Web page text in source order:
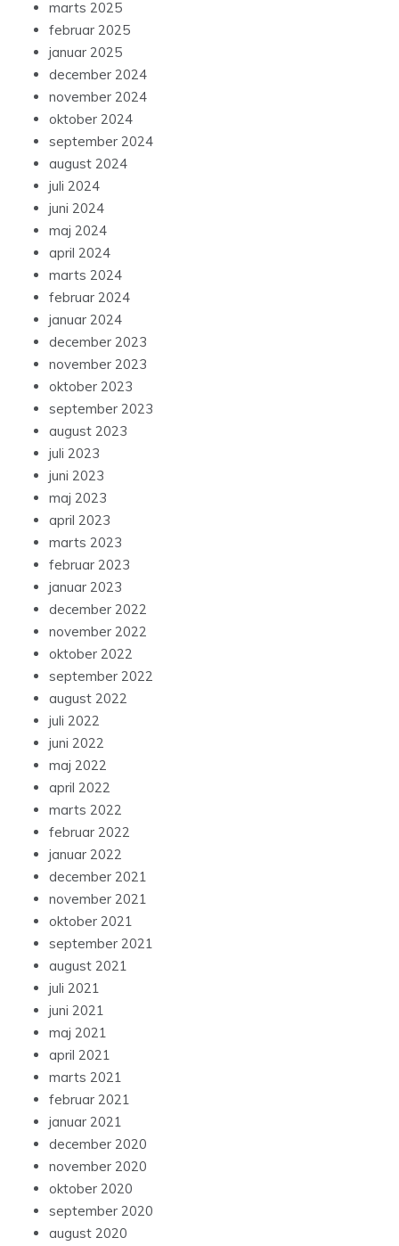
marts 2025
februar 2025
januar 2025
december 2024
november 2024
oktober 2024
september 2024
august 2024
juli 2024
juni 2024
maj 2024
april 2024
marts 2024
februar 2024
januar 2024
december 2023
november 2023
oktober 2023
september 2023
august 2023
juli 2023
juni 2023
maj 2023
april 2023
marts 2023
februar 2023
januar 2023
december 2022
november 2022
oktober 2022
september 2022
august 2022
juli 2022
juni 2022
maj 2022
april 2022
marts 2022
februar 2022
januar 2022
december 2021
november 2021
oktober 2021
september 2021
august 2021
juli 2021
juni 2021
maj 2021
april 2021
marts 2021
februar 2021
januar 2021
december 2020
november 2020
oktober 2020
september 2020
august 2020